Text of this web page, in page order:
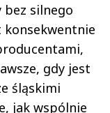
bez silnego
gdy jest
śląskimi
jak wspólnie